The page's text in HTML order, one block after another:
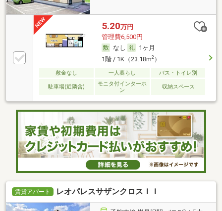
5.20万円
管理費6,500円
なし
1ヶ月
1階 / 1K（23.18m2）
敷金なし 一人暮らし バス・トイレ別
駐車場(近隣含)
モニタ付インターホ
ン
収納スペース
賃貸アパート レオパレスサザンクロスＩＩ